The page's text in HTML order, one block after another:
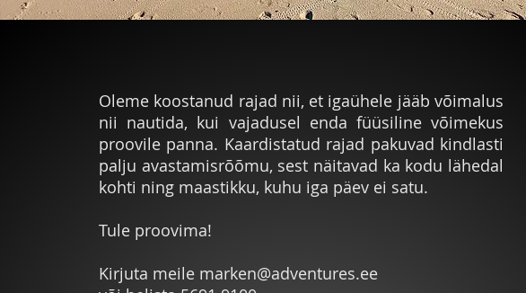
Oleme koostanud rajad nii, et igaühele jääb võimalus
nii nautida, kui vajadusel enda füüsiline võimekus
proovile panna. Kaardistatud rajad pakuvad kindlasti
palju avastamisrõõmu, sest näitavad ka kodu lähedal
kohti ning maastikku, kuhu iga päev ei satu.
Tule proovima!
Kirjuta meile marken@adventures.ee